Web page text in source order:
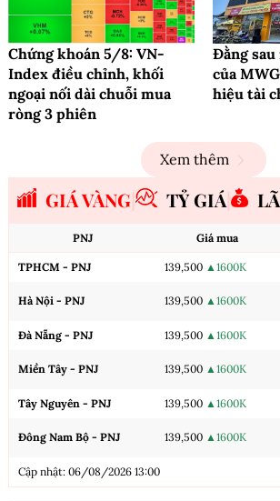
Chứng khoán 5/8: VN-
Index điều chỉnh, khối
ngoại nối dài chuỗi mua
ròng 3 phiên
Đằng
của
hiệu tài
Xem thêm
GIÁ VÀNG TỶ GIÁ
PNJ Giá mua
TPHCM - PNJ 139,500 ▲1600K
Hà Nội - PNJ 139,500 ▲1600K
Đà Nẵng - PNJ 139,500 ▲1600K
Miền Tây - PNJ 139,500 ▲1600K
Tây Nguyên - PNJ 139,500 ▲1600K
Đông Nam Bộ - PNJ 139,500 ▲1600K
Cập nhật: 06/08/2026 13:00